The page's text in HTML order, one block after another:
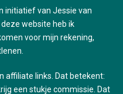
initiatief van Jessie van
deze website heb ik
voor mijn rekening,
affiliate links. Dat betekent:
een stukje commissie. Dat